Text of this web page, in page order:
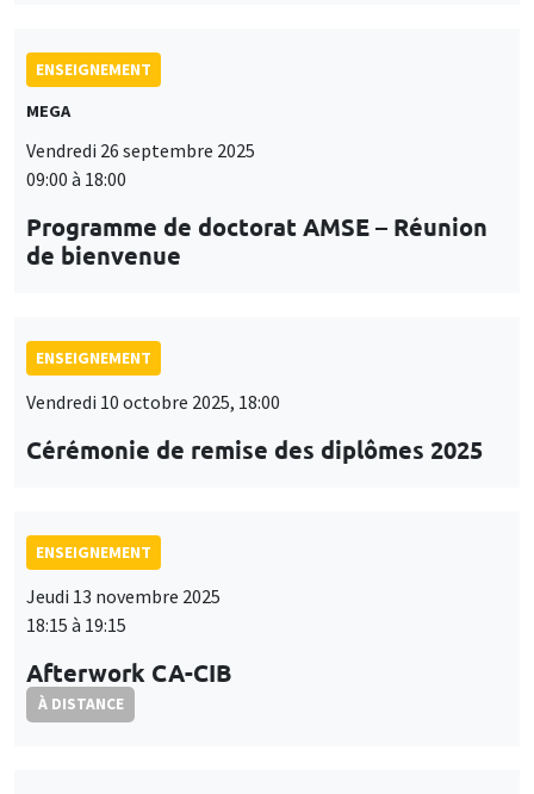
ENSEIGNEMENT
MEGA
Vendredi 26 septembre 2025
09:00 à 18:00
Programme de doctorat AMSE – Réunion
de bienvenue
ENSEIGNEMENT
Vendredi 10 octobre 2025, 18:00
Cérémonie de remise des diplômes 2025
ENSEIGNEMENT
Jeudi 13 novembre 2025
18:15 à 19:15
Afterwork CA-CIB
À DISTANCE